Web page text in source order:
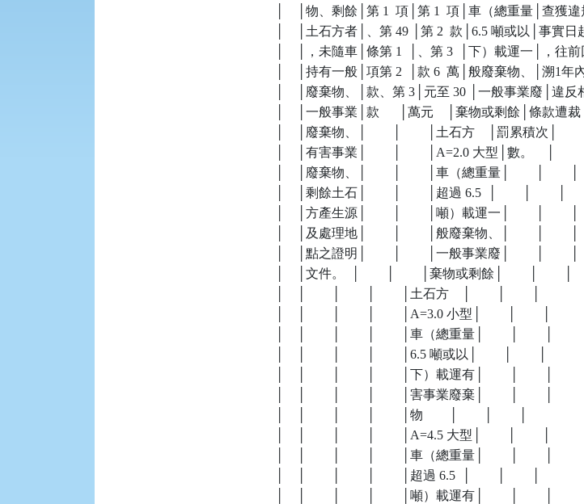
│    │物、剩餘│第 1  項│第 1  項│車（總重量│查獲
│    │土石方者│、第 49 │第 2  款│6.5 噸或以│事實日
│    │，未隨車│條第 1  │、第 3  │下）載運一│，往前
│    │持有一般│項第 2  │款 6  萬│般廢棄物、│溯1年內 │
│    │廢棄物、│款、第 3│元至 30 │一般事業廢│違反相
│    │一般事業│款      │萬元    │棄物或剩餘│條款遭裁│
│    │廢棄物、│        │        │土石方    │罰累積次│
    │    │有害事業│        │        │A=2.0 大型│數。    │        │
    │    │廢棄物、│        │        │車（總重量│        │        │
    │    │剩餘土石│        │        │超過 6.5  │        │        │
    │    │方產生源│        │        │噸）載運一│        │        │
    │    │及處理地│        │        │般廢棄物、│        │        │
    │    │點之證明│        │        │一般事業廢│        │        │
    │    │文件。  │        │        │棄物或剩餘│        │        │
    │    │        │        │        │土石方    │        │        │
    │    │        │        │        │A=3.0 小型│        │        │
    │    │        │        │        │車（總重量│        │        │
    │    │        │        │        │6.5 噸或以│        │        │
    │    │        │        │        │下）載運有│        │        │
    │    │        │        │        │害事業廢棄│        │        │
    │    │        │        │        │物        │        │        │
    │    │        │        │        │A=4.5 大型│        │        │
    │    │        │        │        │車（總重量│        │        │
    │    │        │        │        │超過 6.5  │        │        │
    │    │        │        │        │噸）載運有│        │        │